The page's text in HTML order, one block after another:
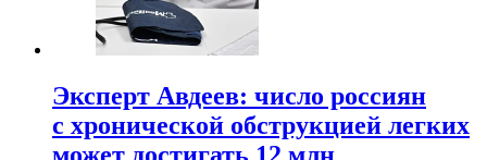
Эксперт Авдеев: число россиян
с хронической обструкцией легких
может достигать 12 млн